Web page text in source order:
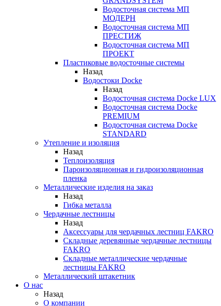
Водосточная система МП
МОДЕРН
Водосточная система МП
ПРЕСТИЖ
Водосточная система МП
ПРОЕКТ
Пластиковые водосточные системы
Назад
Водостоки Docke
Назад
Водосточная система Docke LUX
Водосточная система Docke
PREMIUM
Водосточная система Docke
STANDARD
Утепление и изоляция
Назад
Теплоизоляция
Пароизоляционная и гидроизоляционная
пленка
Металлические изделия на заказ
Назад
Гибка металла
Чердачные лестницы
Назад
Аксессуары для чердачных лестниц FAKRO
Складные деревянные чердачные лестницы
FAKRO
Складные металлические чердачные
лестницы FAKRO
Металлический штакетник
О нас
Назад
О компании